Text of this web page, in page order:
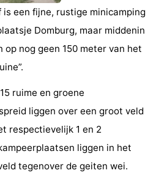
is een fijne, rustige minicamping
Domburg, maar middenin
op nog geen 150 meter van het
ruime en groene
liggen over een groot veld
respectievelijk 1 en 2
liggen in het
tegenover de geiten wei.